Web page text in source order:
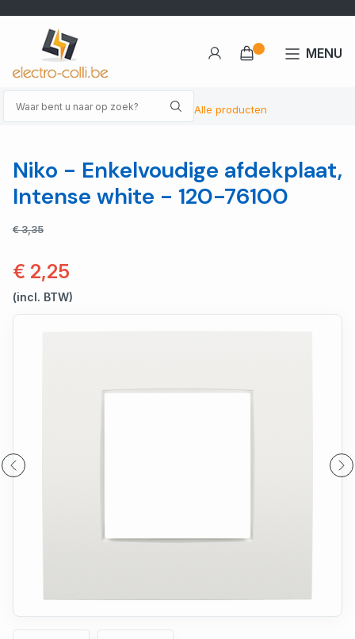
Alle producten
MENU
Niko - Enkelvoudige afdekplaat,
Intense white - 120-76100
€ 3,35
€ 2,25
(incl. BTW)